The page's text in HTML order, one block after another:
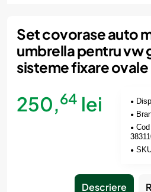
Set covorase auto
umbrella pentru
sisteme fixare ovale
250,64 lei
Descriere